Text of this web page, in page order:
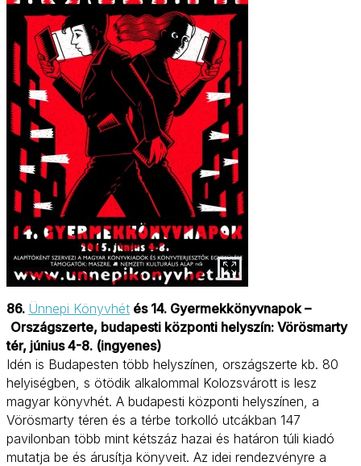
86. Ünnepi Könyvhét és 14. Gyermekkönyvnapok –
Országszerte, budapesti központi helyszín: Vörösmarty
tér, június 4-8. (ingyenes)
Idén is Budapesten több helyszínen, országszerte kb. 80
helyiségben, s ötödik alkalommal Kolozsvárott is lesz
magyar könyvhét. A budapesti központi helyszínen, a
Vörösmarty téren és a térbe torkolló utcákban 147
pavilonban több mint kétszáz hazai és határon túli kiadó
mutatja be és árusítja könyveit. Az idei rendezvényre a